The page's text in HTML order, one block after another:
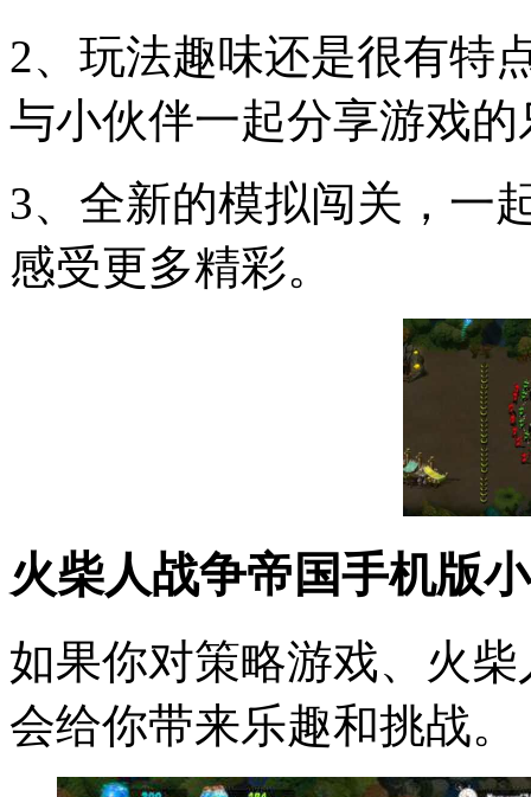
2、玩法趣味还是很有特
与小伙伴一起分享游戏的
3、全新的模拟闯关，一
感受更多精彩。
火柴人战争帝国手机版
如果你对策略游戏、火
会给你带来乐趣和挑战。